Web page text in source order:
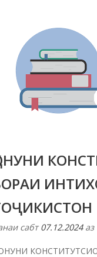
сабт07.12.2024аз